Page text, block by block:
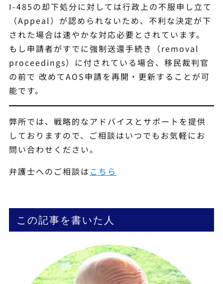
I-485の却下処分に対しては行政上の不服申し立て
（Appeal）が認められないため、不利な決定が下
された場合は速やかな対応必要とされています。
もし申請者がすでに強制送還手続き（removal
proceedings）に付されている場合、移民裁判官
の前で 改めてAOS申請を再開・更新することが可
能です。
弊所では、戦略的なアドバイスとサポートを提供
しておりますので、ご相談はいつでもお気軽にお
問い合わせください。
弁護士へのご相談は こちら
この記事を書いた人